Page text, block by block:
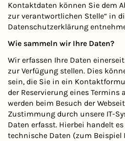
Kontaktdaten können Sie dem
zur verantwortlichen Stelle“ in
Datenschutzerklärung
Wie sammeln wir Ihre Daten?
Wir erfassen Ihre Daten
zur Verfügung stellen. Dies
sein, die Sie in ein
der Reservierung eines Termins
werden beim Besuch der
Zustimmung durch unsere IT-
Daten erfasst. Hierbei handelt
technische Daten (zum Beispiel